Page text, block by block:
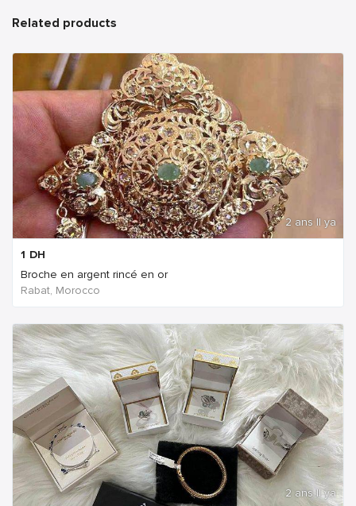
Related products
2 ans Il ya
1 DH
Broche en argent rincé en or
Rabat, Morocco
2 ans Il ya